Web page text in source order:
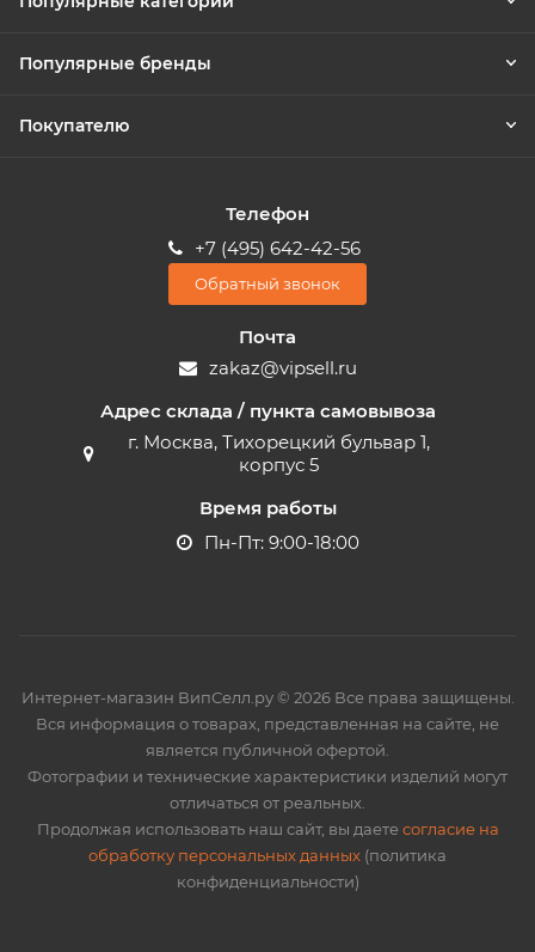
Популярные бренды
Покупателю
Телефон
+7 (495) 642-42-56
Обратный звонок
Почта
zakaz@vipsell.ru
Адрес склада / пункта самовывоза
г. Москва, Тихорецкий бульвар 1,
корпус 5
Время работы
Пн-Пт: 9:00-18:00
Интернет-магазин ВипСелл.ру © 2026 Все права защищены.
Вся информация о товарах, представленная на сайте, не
является публичной офертой.
Фотографии и технические характеристики изделий могут
отличаться от реальных.
Продолжая использовать наш сайт, вы даетесогласие на
обработку персональных данных (политика
конфиденциальности)